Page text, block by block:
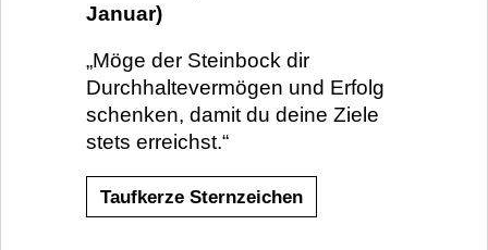
Januar)
„Möge der Steinbock dir
Durchhaltevermögen und Erfolg
schenken, damit du deine Ziele
stets erreichst.“
Taufkerze Sternzeichen